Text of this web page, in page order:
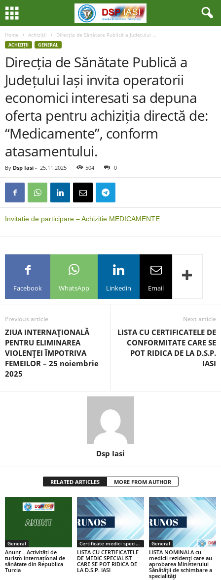
Home Achiziții Direcția de Sănătate Publică a Județului ...
ACHIZIȚII GENERAL
Direcția de Sănătate Publică a
Județului Iași invita operatorii
economici interesati sa depuna
oferta pentru achiziția directă de:
“Medicamente”, conform
atasamentului.
By Dsp Iasi - 25.11.2025 504 0
Invitatie de participare – Achizitie MEDICAMENTE
Facebook WhatsApp Linkedin Email
Previous article
ZIUA INTERNAŢIONALĂ
PENTRU ELIMINAREA
VIOLENŢEI ÎMPOTRIVA
FEMEILOR – 25 noiembrie
2025
Next article
LISTA CU CERTIFICATELE DE
CONFORMITATE CARE SE
POT RIDICA DE LA D.S.P.
IASI
Dsp Iasi
RELATED ARTICLES MORE FROM AUTHOR
General
Anunț – Activități de
turism internațional de
sănătate din Republica
Turcia
Certificate medici specialiști / primari
LISTA CU CERTIFICATELE
DE MEDIC SPECIALIST
CARE SE POT RIDICA DE
LA D.S.P. IASI
General
LISTA NOMINALA cu
medicii rezidenţi care au
aprobarea Ministerului
Sănătăţii de schimbare a
specialităţi